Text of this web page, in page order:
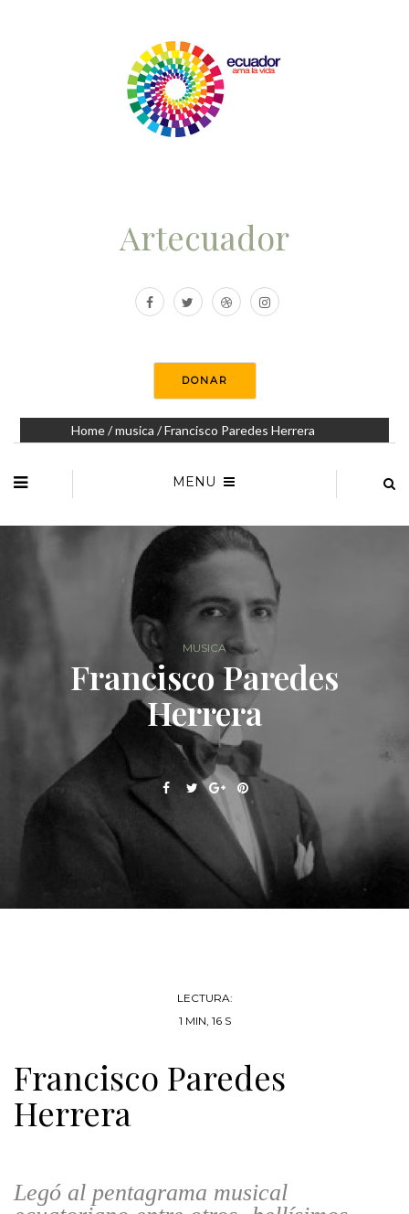
Artecuador
DONAR
Home/musica / Francisco Paredes Herrera
MENU
MUSICA
Francisco Paredes
Herrera
LECTURA:
1 MIN, 16 S
Francisco Paredes
Herrera
Legó al pentagrama musical